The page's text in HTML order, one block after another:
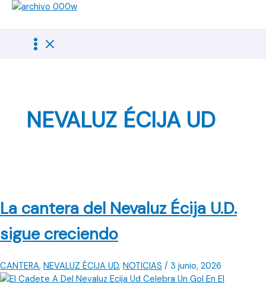
NEVALUZ ÉCIJA UD
La cantera del Nevaluz Écija U.D.
sigue creciendo
CANTERA, NEVALUZ ÉCIJA UD, NOTICIAS / 3 junio, 2026